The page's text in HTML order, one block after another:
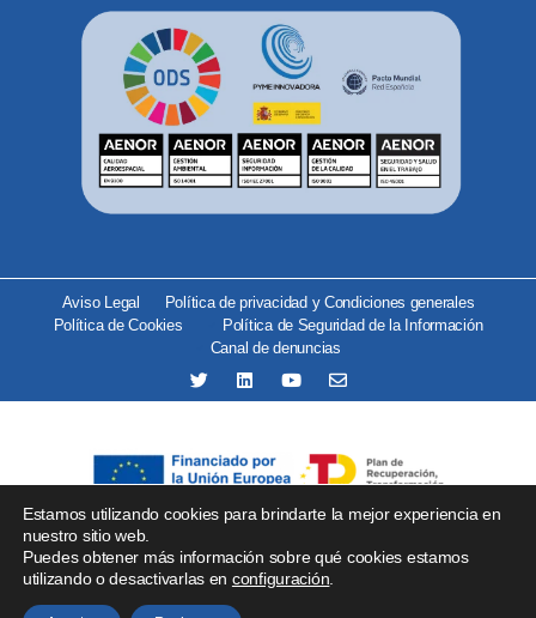
Aviso Legal
Política de privacidad y Condiciones generales
Política de Cookies
Política de Seguridad de la Información
Canal de denuncias
Se ha recibido un incentivo del organismo Red.es por importe
de 25.000 € financiado por la Unión Europea –
NextGenerationEU para proyectos de implantación de
Estamos utilizando cookies para brindarte la mejor experiencia en
nuestro sitio web.
Puedes obtener más información sobre qué cookies estamos
utilizando o desactivarlas en configuración